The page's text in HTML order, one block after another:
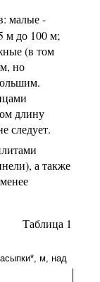
малые -
м до 100 м;
(в том
но
длину
следует.
а также
Таблица 1
м, над